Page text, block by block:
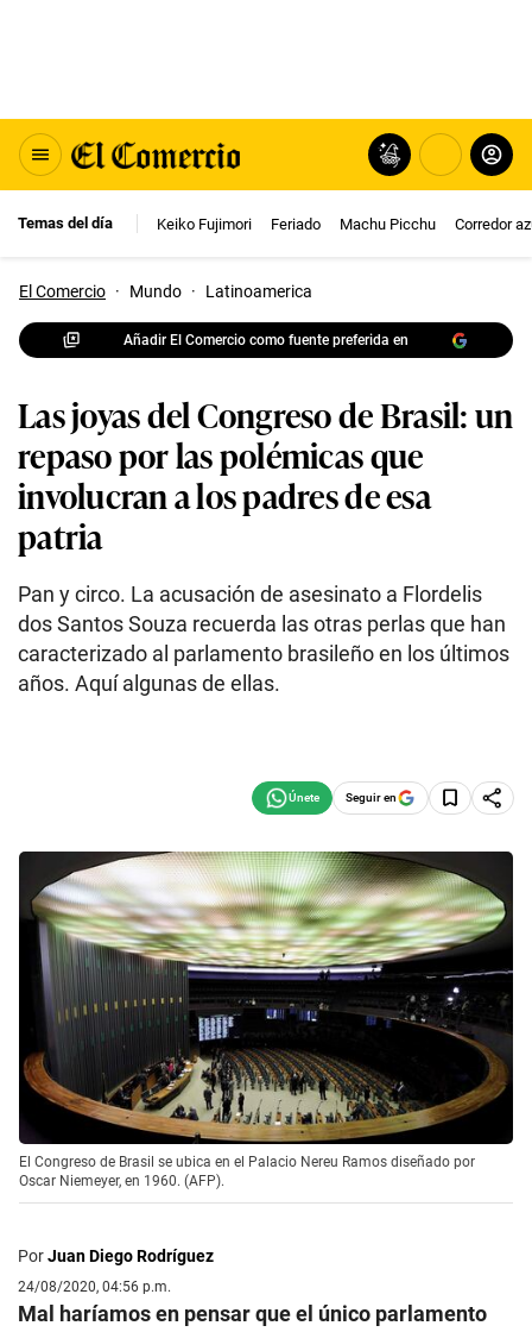
Temas del día Keiko Fujimori Feriado Machu Picchu Corredor
El Comercio · Mundo · Latinoamerica
Añadir El Comercio como fuente preferida en
Las joyas del Congreso de Brasil: un
repaso por las polémicas que
involucran a los padres de esa
patria
Pan y circo. La acusación de asesinato a Flordelis
dos Santos Souza recuerda las otras perlas que han
caracterizado al parlamento brasileño en los últimos
años. Aquí algunas de ellas.
Seguir en
El Congreso de Brasil se ubica en el Palacio Nereu Ramos diseñado por
Oscar Niemeyer, en 1960. (AFP).
PorJuan Diego Rodríguez
24/08/2020, 04:56 p.m.
Mal haríamos en pensar que el único parlamento